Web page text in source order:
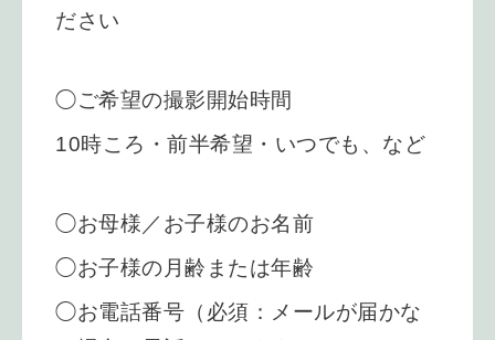
ださい
◯ご希望の撮影開始時間
10時ころ・前半希望・いつでも、など
◯お母様／お子様のお名前
◯お子様の月齢または年齢
◯お電話番号（必須：メールが届かな